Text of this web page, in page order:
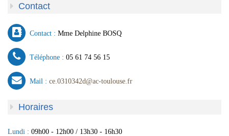
Contact
Contact : Mme Delphine BOSQ
Téléphone : 05 61 74 56 15
Mail : ce.0310342d@ac-toulouse.fr
Horaires
Lundi : 09h00 - 12h00 13h30 - 16h30